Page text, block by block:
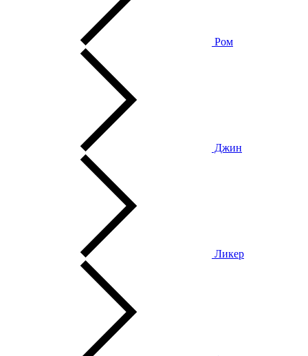
Ром
Джин
Ликер